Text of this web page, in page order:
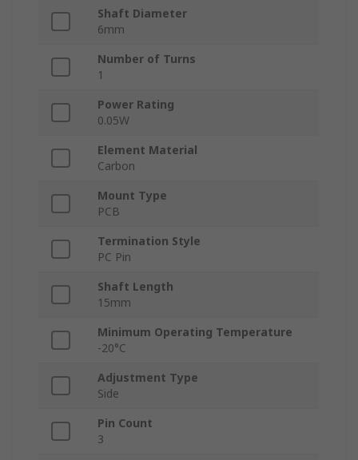
Shaft Diameter
6mm
Number of Turns
1
Power Rating
0.05W
Element Material
Carbon
Mount Type
PCB
Termination Style
PC Pin
Shaft Length
15mm
Minimum Operating Temperature
-20°C
Adjustment Type
Side
Pin Count
3